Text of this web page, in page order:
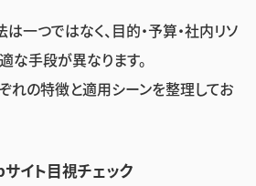
一つではなく、目的・予算・社内リソ
な手段が異なります。
れの特徴と適用シーンを整理してお
イト目視チェック